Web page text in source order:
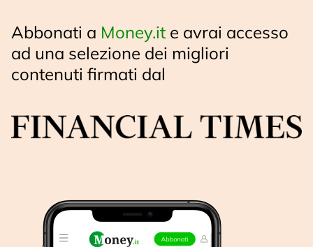
Abbonati a Money.it e avrai accesso
ad una selezione dei migliori
contenuti firmati dal